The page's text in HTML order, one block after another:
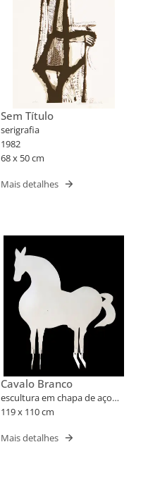
Sem Título
serigrafia
1982
68 x 50 cm
Mais detalhes
Cavalo Branco
escultura em chapa de aço
recortada
119 x 110 cm
Mais detalhes